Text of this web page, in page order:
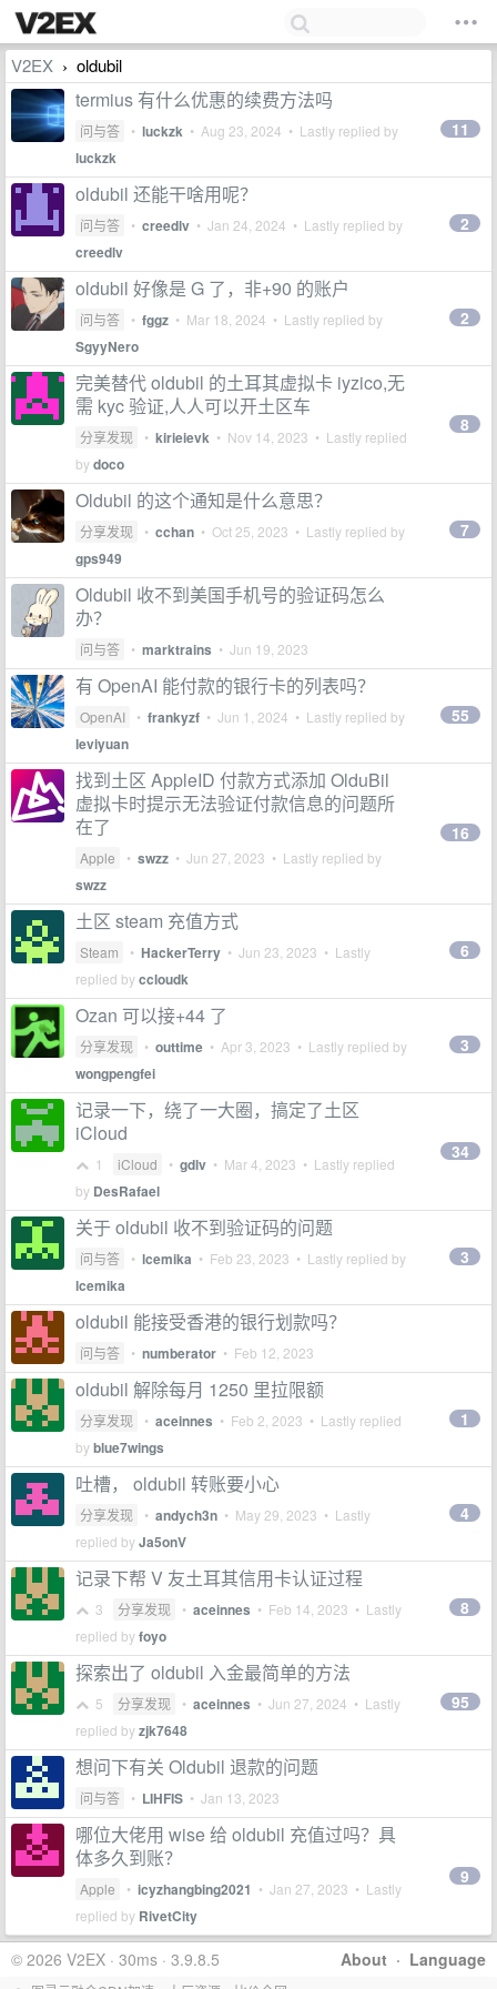
V2EX › oldubil
termius 有什么优惠的续费方法吗
问与答 • luckzk • Aug 23, 2024 • Lastly replied by
luckzk
11
oldubil 还能干啥用呢？
问与答 • creedlv • Jan 24, 2024 • Lastly replied by
creedlv
2
oldubil 好像是 G 了，非+90 的账户
问与答 • fggz • Mar 18, 2024 • Lastly replied by
SgyyNero
2
完美替代 oldubil 的土耳其虚拟卡 iyzico,无
需 kyc 验证,人人可以开土区车
分享发现 • kirieievk • Nov 14, 2023 • Lastly replied
bydoco
8
Oldubil 的这个通知是什么意思？
分享发现 • cchan • Oct 25, 2023 • Lastly replied by
gps949
7
Oldubil 收不到美国手机号的验证码怎么
办？
问与答 • marktrains • Jun 19, 2023
有 OpenAI 能付款的银行卡的列表吗？
OpenAI • frankyzf • Jun 1, 2024 • Lastly replied by
leviyuan
55
找到土区 AppleID 付款方式添加 OlduBil
虚拟卡时提示无法验证付款信息的问题所
在了
Apple • swzz • Jun 27, 2023 • Lastly replied by
swzz
16
土区 steam 充值方式
Steam • HackerTerry • Jun 23, 2023 • Lastly
replied byccloudk
6
Ozan 可以接+44 了
分享发现 • outtime • Apr 3, 2023 • Lastly replied by
wongpengfei
3
记录一下，绕了一大圈，搞定了土区
iCloud
1 iCloud • gdlv • Mar 4, 2023 • Lastly replied
by DesRafael
34
关于 oldubil 收不到验证码的问题
问与答 • lcemika • Feb 23, 2023 • Lastly replied by
lcemika
3
oldubil 能接受香港的银行划款吗？
问与答 • numberator • Feb 12, 2023
oldubil 解除每月 1250 里拉限额
分享发现 • aceinnes • Feb 2, 2023 • Lastly replied
byblue7wings
1
吐槽， oldubil 转账要小心
分享发现 • andych3n • May 29, 2023 • Lastly
replied byJa5onV
4
记录下帮 V 友土耳其信用卡认证过程
3 分享发现 • aceinnes • Feb 14, 2023 • Lastly
replied byfoyo
8
探索出了 oldubil 入金最简单的方法
5 分享发现 • aceinnes • Jun 27, 2024 • Lastly
replied byzjk7648
95
想问下有关 Oldubil 退款的问题
问与答 • LIHFIS • Jan 13, 2023
哪位大佬用 wise 给 oldubil 充值过吗？具
体多久到账？
Apple • icyzhangbing2021 • Jan 27, 2023 • Lastly
replied by RivetCity
9
About · Language
© 2026 V2EX · 30ms · 3.9.8.5